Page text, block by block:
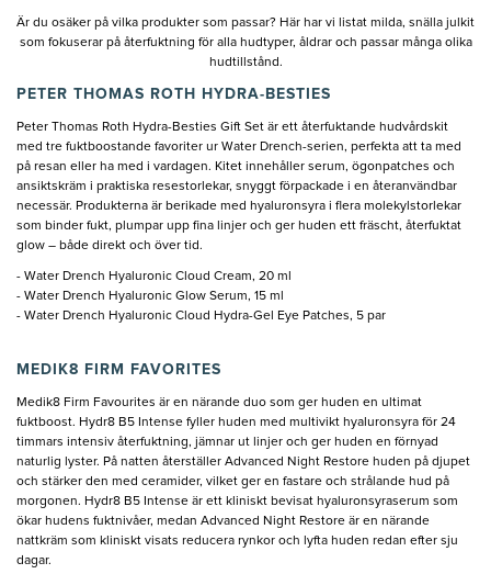
Är du osäker på vilka produkter som passar? Här har vi listat milda, snälla julkit
som fokuserar på återfuktning för alla hudtyper, åldrar och passar många olika
hudtillstånd.
PETER THOMAS ROTH HYDRA-BESTIES
Peter Thomas Roth Hydra-Besties Gift Set är ett återfuktande hudvårdskit
med tre fuktboostande favoriter ur Water Drench-serien, perfekta att ta med
på resan eller ha med i vardagen. Kitet innehåller serum, ögonpatches och
ansiktskräm i praktiska resestorlekar, snyggt förpackade i en återanvändbar
necessär. Produkterna är berikade med hyaluronsyra i flera molekylstorlekar
som binder fukt, plumpar upp fina linjer och ger huden ett fräscht, återfuktat
glow – både direkt och över tid.
- Water Drench Hyaluronic Cloud Cream, 20 ml
- Water Drench Hyaluronic Glow Serum, 15 ml
- Water Drench Hyaluronic Cloud Hydra-Gel Eye Patches, 5 par
MEDIK8 FIRM FAVORITES
Medik8 Firm Favourites är en närande duo som ger huden en ultimat
fuktboost. Hydr8 B5 Intense fyller huden med multivikt hyaluronsyra för 24
timmars intensiv återfuktning, jämnar ut linjer och ger huden en förnyad
naturlig lyster. På natten återställer Advanced Night Restore huden på djupet
och stärker den med ceramider, vilket ger en fastare och strålande hud på
morgonen. Hydr8 B5 Intense är ett kliniskt bevisat hyaluronsyraserum som
ökar hudens fuktnivåer, medan Advanced Night Restore är en närande
nattkräm som kliniskt visats reducera rynkor och lyfta huden redan efter sju
dagar.